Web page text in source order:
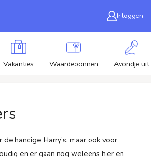
Inloggen
Vakanties Waardebonnen Avondje uit
handige Harry’s, maar ook voor
en er gaan nog weleens hier en